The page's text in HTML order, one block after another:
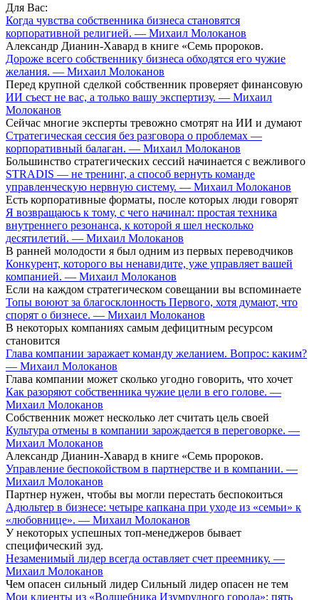
Для Вас:
Когда чувства собственника бизнеса становятся
корпоративной религией. — Михаил Молоканов
Александр Дианин-Хавард в книге «Семь пророков.
Дороже всего собственнику бизнеса обходятся его чужие
желания. — Михаил Молоканов
Перед крупной сделкой собственник проверяет финансовую
ИИ съест не вас, а только вашу экспертизу. — Михаил
Молоканов
Сейчас многие эксперты тревожно смотрят на ИИ и думают
Стратегическая сессия без разговора о проблемах —
корпоративный балаган. — Михаил Молоканов
Большинство стратегических сессий начинается с вежливого
STRADIS — не тренинг, а способ вернуть команде
управленческую нервную систему. — Михаил Молоканов
Есть корпоративные форматы, после которых люди говорят
Я возвращаюсь к тому, с чего начинал: простая техника
внутреннего резонанса, к которой я шел несколько
десятилетий. — Михаил Молоканов
В ранней молодости я был одним из первых переводчиков
Конкурент, которого вы ненавидите, уже управляет вашей
компанией. — Михаил Молоканов
Если на каждом стратегическом совещании вы вспоминаете
Топы воюют за благосклонность Первого, хотя думают, что
спорят о бизнесе. — Михаил Молоканов
В некоторых компаниях самым дефицитным ресурсом
становится
Глава компании заражает команду желанием. Вопрос: каким?
— Михаил Молоканов
Глава компании может сколько угодно говорить, что хочет
Как разоряют собственника чужие цели в его голове. —
Михаил Молоканов
Собственник может несколько лет считать цель своей
Культура отмены в компании зарождается в переговорке. —
Михаил Молоканов
Александр Дианин-Хавард в книге «Семь пророков.
Управление беспокойством в партнерстве и в компании. —
Михаил Молоканов
Партнер нужен, чтобы вы могли перестать беспокоиться
Адюльтер в бизнесе: четыре капкана при уходе из «семьи» к
«любовнице». — Михаил Молоканов
У некоторых успешных топ-менеджеров бывает
специфический зуд.
Незаменимый лидер всегда оставляет счет преемнику. —
Михаил Молоканов
Чем опасен сильный лидер Сильный лидер опасен не тем
Мои клиенты из «Волшебника Изумрудного города»: пять